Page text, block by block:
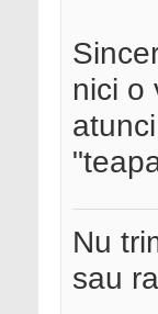
nici o
Nu
sau